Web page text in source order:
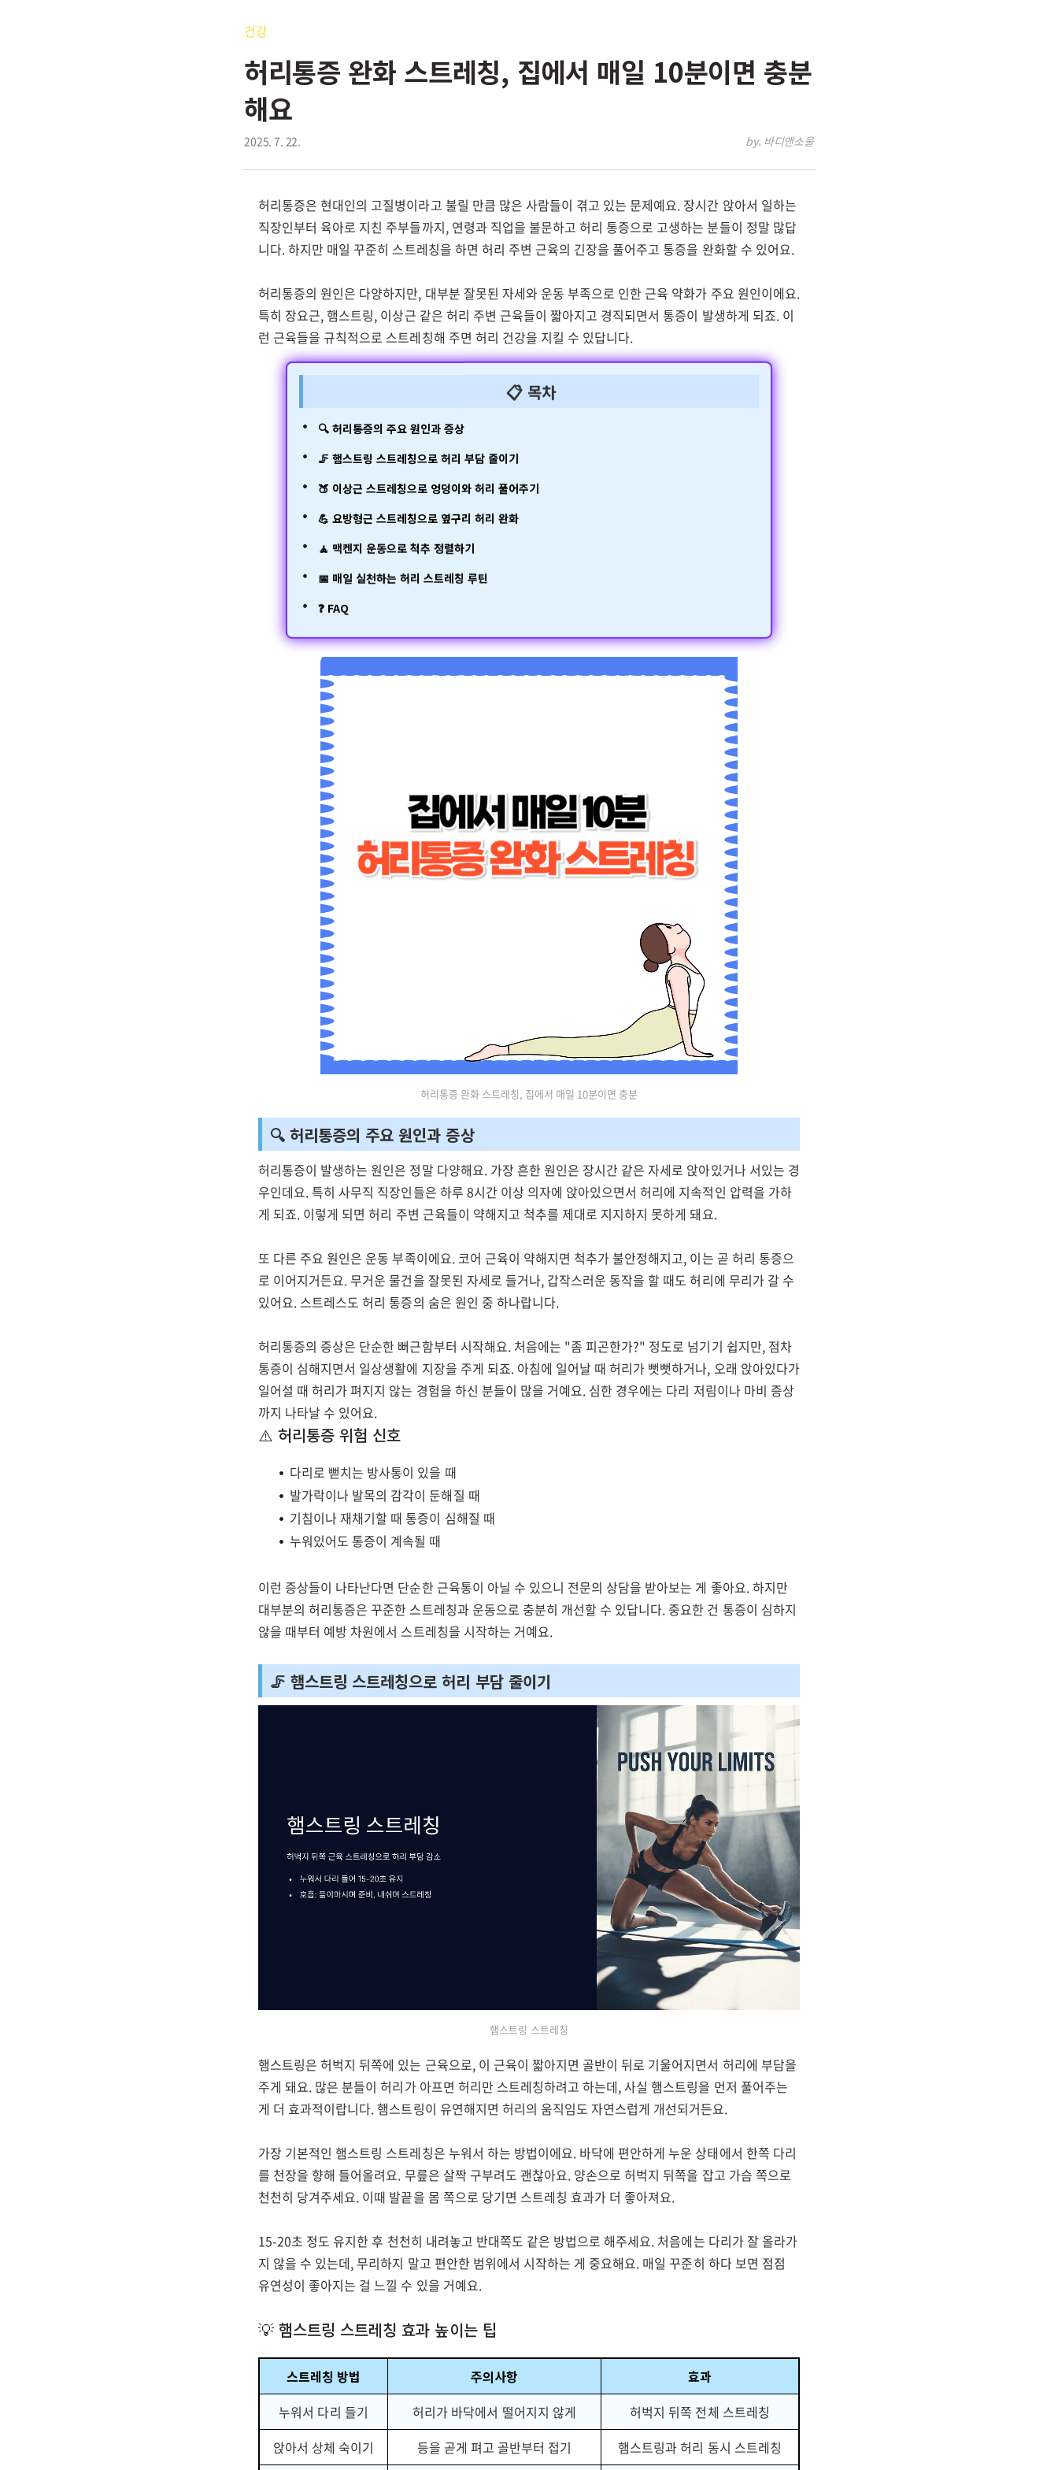
건강
허리통증 완화 스트레칭, 집에서 매일 10분이면 충분
해요
2025. 7. 22. by. 바디앤소울
허리통증은 현대인의 고질병이라고 불릴 만큼 많은 사람들이 겪고 있는 문제예요. 장시간 앉아서 일하는
직장인부터 육아로 지친 주부들까지, 연령과 직업을 불문하고 허리 통증으로 고생하는 분들이 정말 많답
니다. 하지만 매일 꾸준히 스트레칭을 하면 허리 주변 근육의 긴장을 풀어주고 통증을 완화할 수 있어요.
허리통증의 원인은 다양하지만, 대부분 잘못된 자세와 운동 부족으로 인한 근육 약화가 주요 원인이에요.
특히 장요근, 햄스트링, 이상근 같은 허리 주변 근육들이 짧아지고 경직되면서 통증이 발생하게 되죠. 이
런 근육들을 규칙적으로 스트레칭해 주면 허리 건강을 지킬 수 있답니다.
📋 목차
🔍 허리통증의 주요 원인과 증상
🦵 햄스트링 스트레칭으로 허리 부담 줄이기
🍑 이상근 스트레칭으로 엉덩이와 허리 풀어주기
💪 요방형근 스트레칭으로 옆구리 허리 완화
🧘 맥켄지 운동으로 척추 정렬하기
📅 매일 실천하는 허리 스트레칭 루틴
❓ FAQ
허리통증 완화 스트레칭, 집에서 매일 10분이면 충분
🔍 허리통증의 주요 원인과 증상
허리통증이 발생하는 원인은 정말 다양해요. 가장 흔한 원인은 장시간 같은 자세로 앉아있거나 서있는 경
우인데요. 특히 사무직 직장인들은 하루 8시간 이상 의자에 앉아있으면서 허리에 지속적인 압력을 가하
게 되죠. 이렇게 되면 허리 주변 근육들이 약해지고 척추를 제대로 지지하지 못하게 돼요.
또 다른 주요 원인은 운동 부족이에요. 코어 근육이 약해지면 척추가 불안정해지고, 이는 곧 허리 통증으
로 이어지거든요. 무거운 물건을 잘못된 자세로 들거나, 갑작스러운 동작을 할 때도 허리에 무리가 갈 수
있어요. 스트레스도 허리 통증의 숨은 원인 중 하나랍니다.
허리통증의 증상은 단순한 뻐근함부터 시작해요. 처음에는 "좀 피곤한가?" 정도로 넘기기 쉽지만, 점차
통증이 심해지면서 일상생활에 지장을 주게 되죠. 아침에 일어날 때 허리가 뻣뻣하거나, 오래 앉아있다가
일어설 때 허리가 펴지지 않는 경험을 하신 분들이 많을 거예요. 심한 경우에는 다리 저림이나 마비 증상
까지 나타날 수 있어요.
⚠️ 허리통증 위험 신호
다리로 뻗치는 방사통이 있을 때
발가락이나 발목의 감각이 둔해질 때
기침이나 재채기할 때 통증이 심해질 때
누워있어도 통증이 계속될 때
이런 증상들이 나타난다면 단순한 근육통이 아닐 수 있으니 전문의 상담을 받아보는 게 좋아요. 하지만
대부분의 허리통증은 꾸준한 스트레칭과 운동으로 충분히 개선할 수 있답니다. 중요한 건 통증이 심하지
않을 때부터 예방 차원에서 스트레칭을 시작하는 거예요.
🦵 햄스트링 스트레칭으로 허리 부담 줄이기
햄스트링 스트레칭
햄스트링은 허벅지 뒤쪽에 있는 근육으로, 이 근육이 짧아지면 골반이 뒤로 기울어지면서 허리에 부담을
주게 돼요. 많은 분들이 허리가 아프면 허리만 스트레칭하려고 하는데, 사실 햄스트링을 먼저 풀어주는
게 더 효과적이랍니다. 햄스트링이 유연해지면 허리의 움직임도 자연스럽게 개선되거든요.
가장 기본적인 햄스트링 스트레칭은 누워서 하는 방법이에요. 바닥에 편안하게 누운 상태에서 한쪽 다리
를 천장을 향해 들어올려요. 무릎은 살짝 구부려도 괜찮아요. 양손으로 허벅지 뒤쪽을 잡고 가슴 쪽으로
천천히 당겨주세요. 이때 발끝을 몸 쪽으로 당기면 스트레칭 효과가 더 좋아져요.
15-20초 정도 유지한 후 천천히 내려놓고 반대쪽도 같은 방법으로 해주세요. 처음에는 다리가 잘 올라가
지 않을 수 있는데, 무리하지 말고 편안한 범위에서 시작하는 게 중요해요. 매일 꾸준히 하다 보면 점점
유연성이 좋아지는 걸 느낄 수 있을 거예요.
💡 햄스트링 스트레칭 효과 높이는 팁
스트레칭 방법 주의사항
효과
누워서 다리 들기
허리가 바닥에서 떨어지지 않게
허벅지 뒤쪽 전체 스트레칭
앉아서 상체 숙이기
등을 곧게 펴고 골반부터 접기 햄스트링과 허리 동시 스트레칭